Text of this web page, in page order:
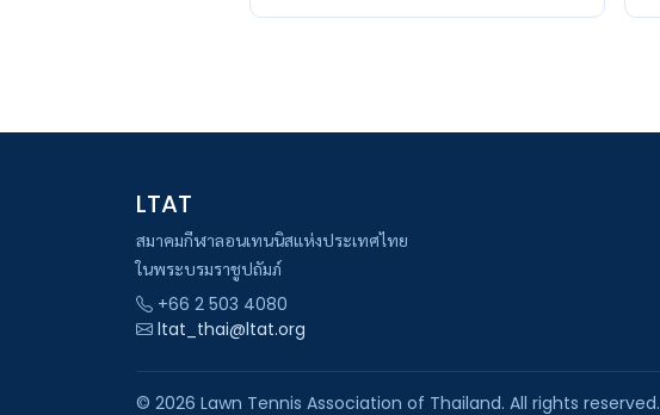
LTAT
สมาคมกีฬาลอนเทนนิสแห่งประเทศไทย
ในพระบรมราชูปถัมภ์
+66 2 503 4080
ltat_thai@ltat.org
© 2026 Lawn Tennis Association of Thailand. All rights reserved.